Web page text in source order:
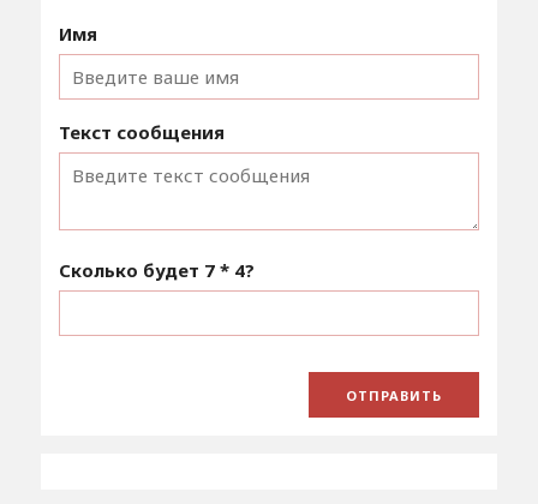
Имя
Текст сообщения
Сколько будет 7 * 4?